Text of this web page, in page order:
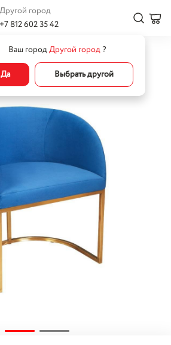
Другой город
+7 812 602 35 42
Ваш городДругой город?
Да Выбрать другой
Кресла для отдыха Кресло Бостон